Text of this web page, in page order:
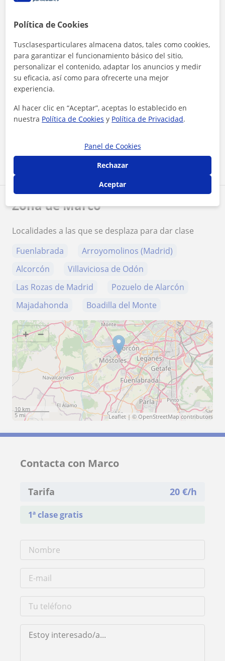
Marco tiene el Perfil Verificado
¿Quieres saber más de Marco?
Datos verificados
Ver perfil
Zona de Marco
Localidades a las que se desplaza para dar clase
Fuenlabrada
Arroyomolinos (Madrid)
Alcorcón
Villaviciosa de Odón
Las Rozas de Madrid
Pozuelo de Alarcón
Majadahonda
Boadilla del Monte
+ −
10 km
5 mi
Leaflet | © OpenStreetMap contributors
Contacta con Marco
Tarifa 20 €/h
1ª clase gratis
Política de Cookies
Tusclasesparticulares almacena datos, tales como cookies,
para garantizar el funcionamiento básico del sitio,
personalizar el contenido, adaptar los anuncios y medir
su eficacia, así como para ofrecerte una mejor
experiencia.
Al hacer clic en “Aceptar”, aceptas lo establecido en
nuestra Política de Cookies y Política de Privacidad.
Panel de Cookies
Rechazar
Aceptar